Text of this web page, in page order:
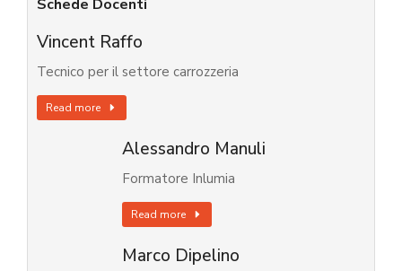
Schede Docenti
Vincent Raffo
Tecnico per il settore carrozzeria
Read more
Alessandro Manuli
Formatore Inlumia
Read more
Marco Dipelino